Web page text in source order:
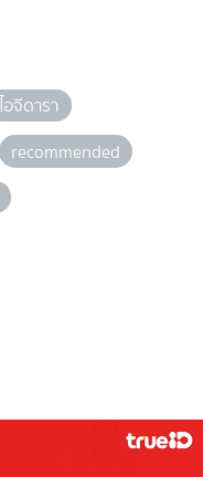
ไอจีดารา
recommended